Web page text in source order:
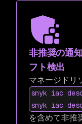
非推奨の通
フト検出
マネージドリ
snyk iac
snyk iac
を含めて非推